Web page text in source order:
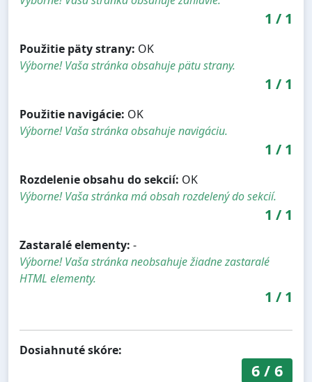
1 / 1
Použitie päty strany: OK
Výborne! Vaša stránka obsahuje pätu strany.
1 / 1
Použitie navigácie: OK
Výborne! Vaša stránka obsahuje navigáciu.
1 / 1
Rozdelenie obsahu do sekcií: OK
Výborne! Vaša stránka má obsah rozdelený do sekcií.
1 / 1
Zastaralé elementy: -
Výborne! Vaša stránka neobsahuje žiadne zastaralé
HTML elementy.
1 / 1
Dosiahnuté skóre:
6/ 6